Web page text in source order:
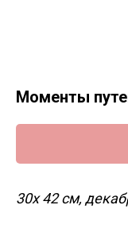
Моменты
30х 42 см,